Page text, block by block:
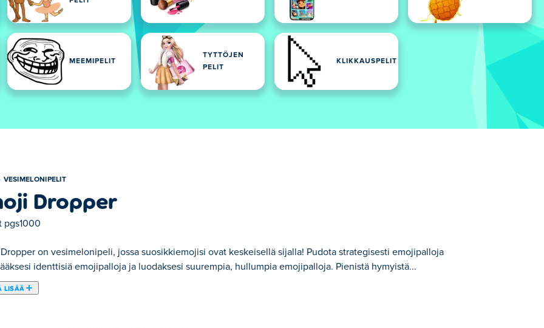
MEEMIPELIT
TYTTÖJEN
PELIT
KLIKKAUSPELIT
VESIMELONIPELIT
Dropper
pgs1000
on vesimelonipeli, jossa suosikkiemojisi ovat keskeisellä sijalla! Pudota strategisesti emojipalloja
identtisiä emojipalloja ja luodaksesi suurempia, hullumpia emojipalloja. Pienistä hymyistä...
LISÄÄ
ovat keskeisellä sijalla! Pudota strategisesti emojipalloja yhdistääksesi identtisiä emojipalloja